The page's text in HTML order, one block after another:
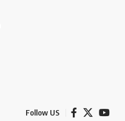
Follow US